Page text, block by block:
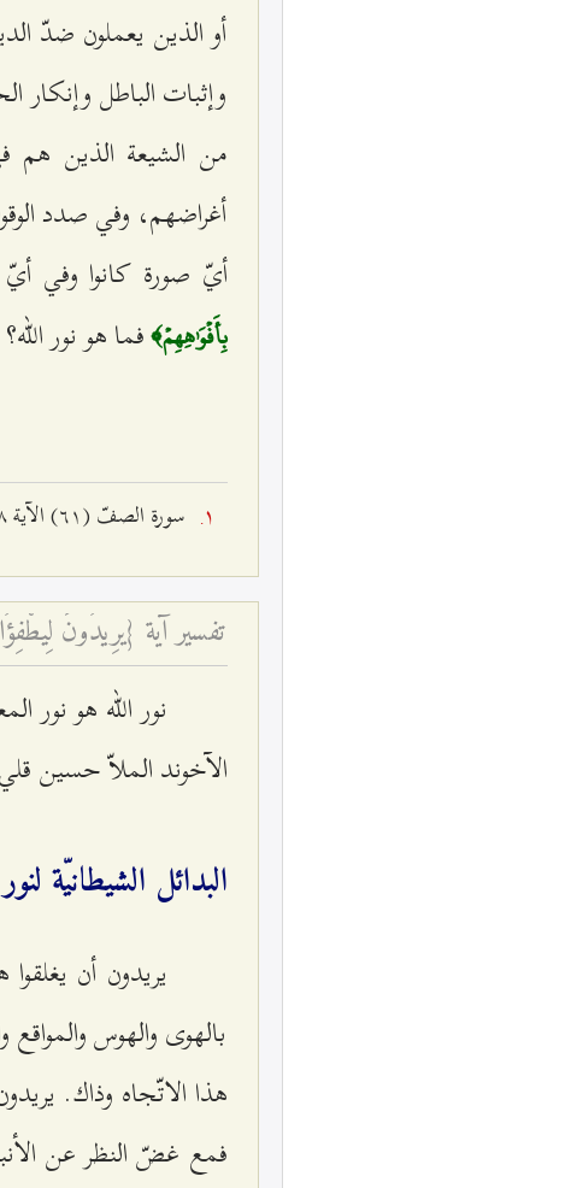
أو الذين يعملون ضدّ
وإثبات الباطل وإنكار
من الشيعة الذين
أغراضهم، وفي صدد
أيّ صورة كانوا وفي أيّ
بِأَفۡوَٰهِهِمۡ﴾فما هو نور الله؟
سورة الصفّ (٦۱) الآية ۸.
نور الله هو نور
الآخوند الملاّ حسين
البدائل الشيطانيّة
يريدون أن يغلقوا
بالهوى والهوس
هذا الاتّجاه وذاك.
فمع غضّ النظر عن